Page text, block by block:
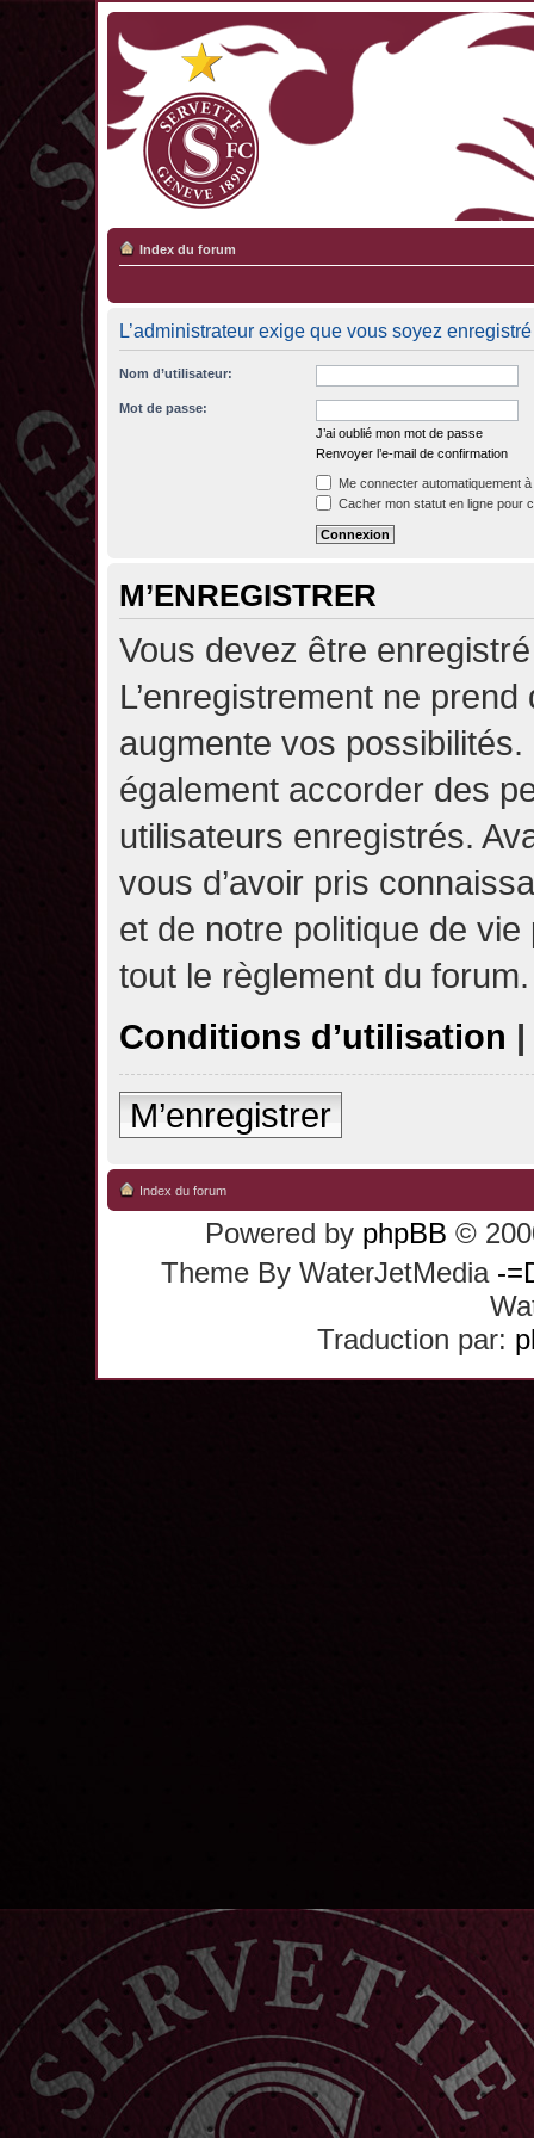
Index du forum
L’administrateur exige que vous soyez
Nom d’utilisateur:
Mot de passe:
J’ai oublié mon mot de passe
Renvoyer l’e-mail de confirmation
Me connecter automatiquement
Cacher mon statut en ligne pour
M’ENREGISTRER
Vous devez être
L’enregistrement ne
augmente vos possibilités.
également accorder des
utilisateurs enregistrés.
vous d’avoir pris
et de notre politique de
tout le règlement du forum.
Conditions d’utilisation |
M’enregistrer
Index du forum
Powered by phpBB ©
Theme By WaterJetMedia -
Traduction par: